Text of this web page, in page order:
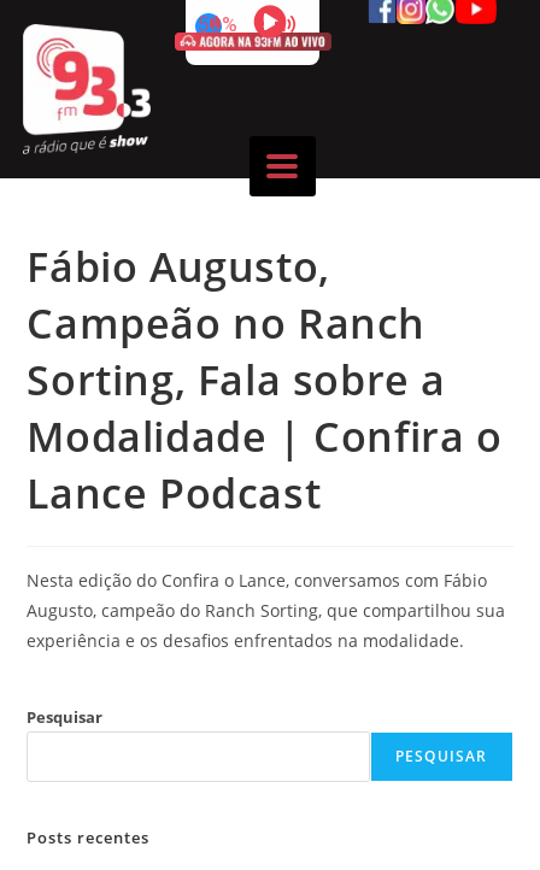
50%
Fábio Augusto,
Campeão no Ranch
Sorting, Fala sobre a
Modalidade | Confira o
Lance Podcast
Nesta edição do Confira o Lance, conversamos com Fábio
Augusto, campeão do Ranch Sorting, que compartilhou sua
experiência e os desafios enfrentados na modalidade.
Pesquisar
PESQUISAR
Posts recentes